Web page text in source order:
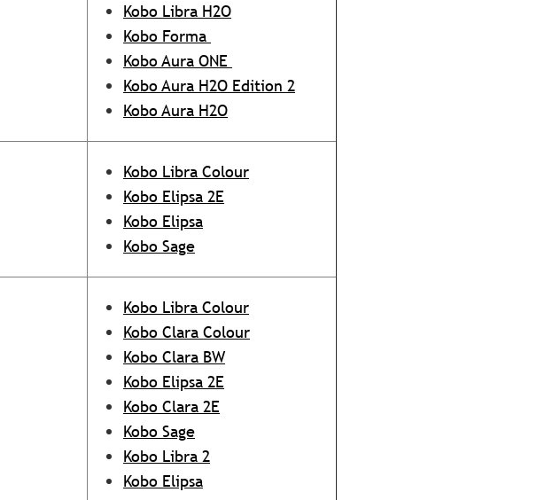
Kobo Libra H2O
Kobo Forma
Kobo Aura ONE
Kobo Aura H2O Edition 2
Kobo Aura H2O
Kobo Libra Colour
Kobo Elipsa 2E
Kobo Elipsa
Kobo Sage
Kobo Libra Colour
Kobo Clara Colour
Kobo Clara BW
Kobo Elipsa 2E
Kobo Clara 2E
Kobo Sage
Kobo Libra 2
Kobo Elipsa